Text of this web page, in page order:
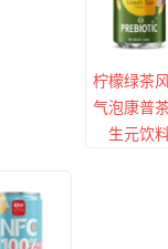
柠檬绿茶
气泡康普
生元饮